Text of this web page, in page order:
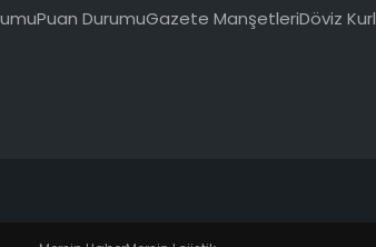
Puan DurumuGazete ManşetleriDöviz